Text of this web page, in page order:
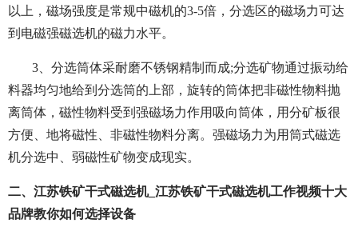
以上，磁场强度是常规中磁机的3-5倍，分选区的磁场力可达
到电磁强磁选机的磁力水平。
3、分选筒体采耐磨不锈钢精制而成;分选矿物通过振动给
料器均匀地给到分选筒的上部，旋转的筒体把非磁性物料抛
离筒体，磁性物料受到强磁场力作用吸向筒体，用分矿板很
方便、地将磁性、非磁性物料分离。强磁场力为用筒式磁选
机分选中、弱磁性矿物变成现实。
二、江苏铁矿干式磁选机_江苏铁矿干式磁选机工作视频十大
品牌教你如何选择设备